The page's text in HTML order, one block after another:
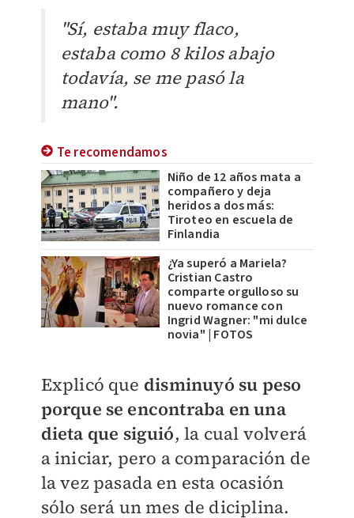
"Sí, estaba muy flaco,
estaba como 8 kilos abajo
todavía, se me pasó la
mano".
Te recomendamos
Niño de 12 años mata a
compañero y deja
heridos a dos más:
Tiroteo en escuela de
Finlandia
¿Ya superó a Mariela?
Cristian Castro
comparte orgulloso su
nuevo romance con
Ingrid Wagner: "mi dulce
novia" | FOTOS
Explicó que disminuyó su peso
porque se encontraba en una
dieta que siguió, la cual volverá
a iniciar, pero a comparación de
la vez pasada en esta ocasión
sólo será un mes de diciplina.